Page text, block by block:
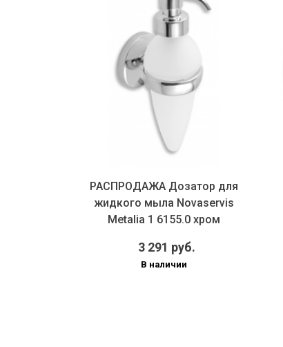
РАСПРОДАЖА Дозатор для
жидкого мыла Novaservis
Metalia 1 6155.0 хром
3 291 руб.
В наличии